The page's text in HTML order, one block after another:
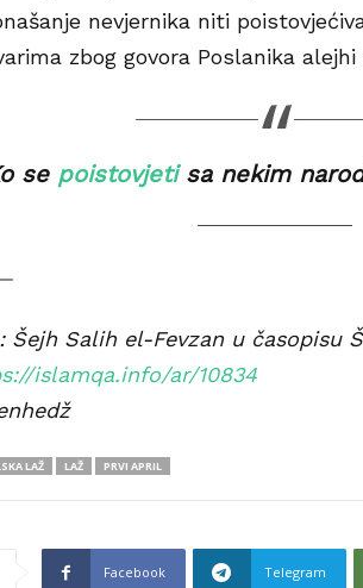
nevjernika niti poistovj
zbog govora Poslanika alejhi
se poistovjetisa nekim
Šejh Salih el-Fevzanu časopisu
islamqa.info/ar/10834
LAŽ LAŽ PRVI APRIL
Facebook Telegram